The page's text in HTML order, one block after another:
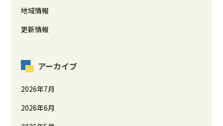
地域情報
更新情報
アーカイブ
2026年7月
2026年6月